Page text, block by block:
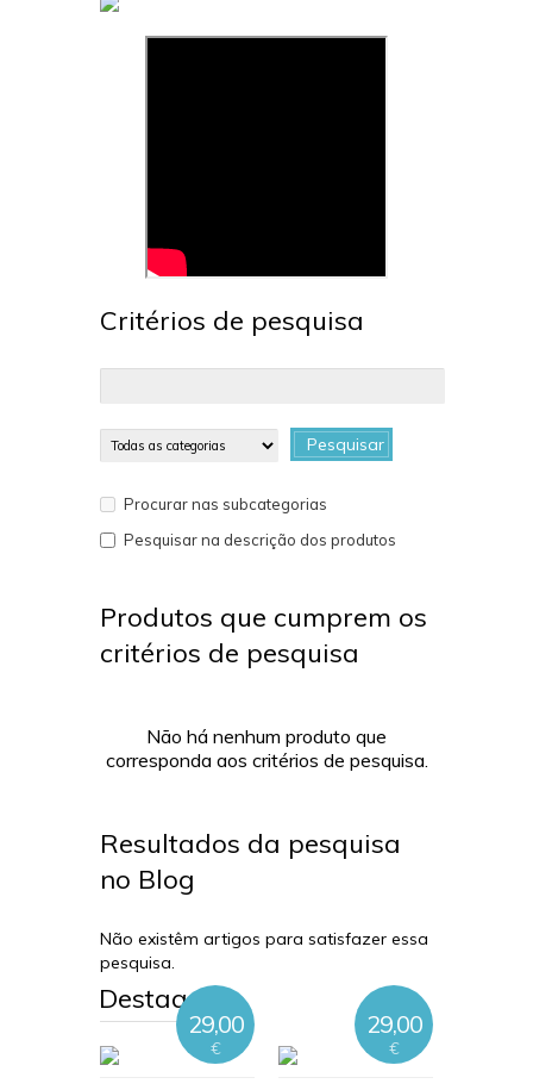
Critérios de pesquisa
Pesquisar
Procurar nas subcategorias
Pesquisar na descrição dos produtos
Produtos que cumprem os
critérios de pesquisa
Não há nenhum produto que
corresponda aos critérios de pesquisa.
Resultados da pesquisa
no Blog
Não existêm artigos para satisfazer essa
pesquisa.
Destaques
29,00
€
29,00
€